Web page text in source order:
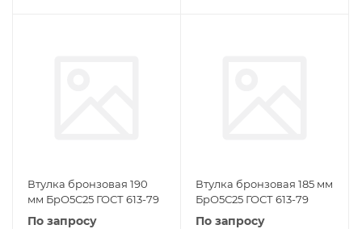
Втулка бронзовая 190
мм БрО5С25 ГОСТ 613-79
По запросу
Втулка бронзовая 185 мм
БрО5С25 ГОСТ 613-79
По запросу